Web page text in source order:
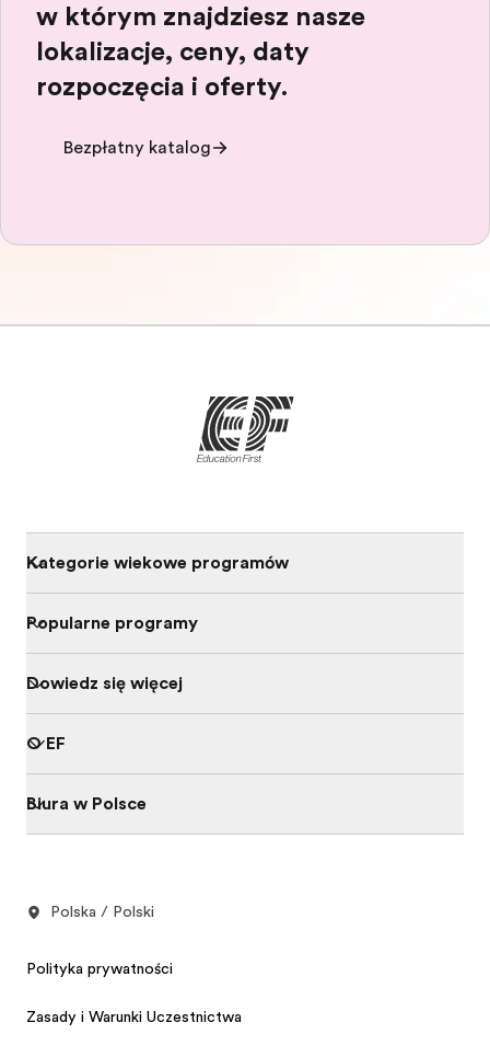
w którym znajdziesz nasze
lokalizacje, ceny, daty
rozpoczęcia i oferty.
Bezpłatny katalog
Kategorie wiekowe programów
Popularne programy
Dowiedz się więcej
O EF
Biura w Polsce
Polska / Polski
Polityka prywatności
Zasady i Warunki Uczestnictwa